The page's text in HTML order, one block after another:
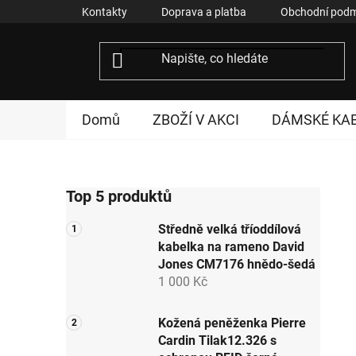
Kontakty Doprava a platba Obchodní
Domů ZBOŽÍ V AKCI DÁMSKÉ
o
s
t
n
Top 5 produktů
Středně velká tříoddílová
kabelka na rameno David
Jones CM7176 hnědo-šedá
1 000 Kč
Kožená peněženka Pierre
Cardin Tilak12.326 s